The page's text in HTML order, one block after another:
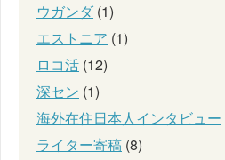
ウガンダ(1)
エストニア (1)
ロコ活 (12)
深セン (1)
海外在住日本人インタビュー
ライター寄稿 (8)